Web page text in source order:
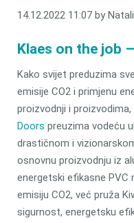
14.12.2022 11:07by
Klaes on the job
Kako svijet preduzima
emisije CO2 i primjenu
proizvodnji i
Doors preuzima vodeću
drastičnom i
osnovnu proizvodnju iz
energetski efikasne PVC
emisiju CO2, već pruža
sigurnost, energetsku